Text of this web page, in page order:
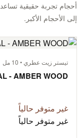
أحجام تجربة حقيقية
إلى الأحجام الأكبر.
تيستر زيت عطري • 10 مل
- AMBER WOOD
غير متوفر حالياً
غير متوفر حالياً